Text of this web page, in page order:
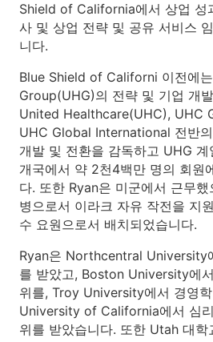
Shield of California에서 상업 성
사 및 상업 전략 및 공유 서비스
니다.
Blue Shield of Californi 이전에
Group(UHG)의 전략 및 기업 개
United Healthcare(UHC), UHC
UHC Global International 전반
개발 및 전환을 감독하고 UHG
개국에서 약 2천4백만 명의 회원
다. 또한 Ryan은 미군에서 근무
병으로서 이라크 자유 작전을 지
수 요원으로서 배치되었습니다.
Ryan은 Northcentral University
를 받았고, Boston University에
위를, Troy University에서 경영
University of California에서 심
위를 받았습니다. 또한 Utah 대